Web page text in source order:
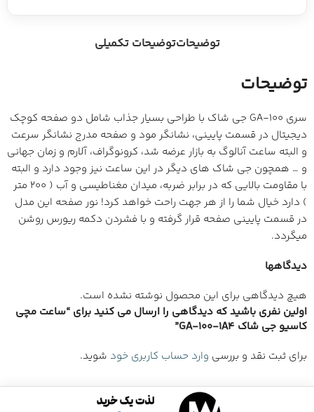
توضیحاتتوضیحات تکمیلی
توضیحات
سری GA-100 جی شاک با طراحی بسیار جذاب شامل دو صفحه کوچک
دیجیتال در قسمت پایینی، نشانگر مود و صفحه مدرج نشانگر سرعت
و البته ساعت آنالوگ به بازار عرضه شد، کرونوگراف، آلارم و زمان جهانی
و … همچون جی شاک های دیگر در این ساعت نیز وجود دارد و البته
با مقاومت بالایی که در برابر ضربه، میدان مغناطیسی و آب ( 200 متر
) دارد خیال شما را از هر جهت راحت خواهد کرد! نور صفحه این مدل
در قسمت پایینی صفحه قرار گرفته و با فشردن دکمه ریورس روشن
میگردد.
دیدگاهها
هیچ دیدگاهی برای این محصول نوشته نشده است.
اولین نفری باشید که دیدگاهی را ارسال می کنید برای “ساعت مچی
کاسیو جی شاک GA-100-1A4”
برای ثبت نقد و بررسی وارد حساب کاربری خود شوید.